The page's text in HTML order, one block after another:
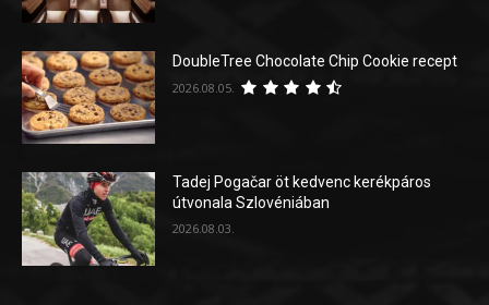
DoubleTree Chocolate Chip Cookie recept
2026.08.05.
Tadej Pogačar öt kedvenc kerékpáros
útvonala Szlovéniában
2026.08.03.